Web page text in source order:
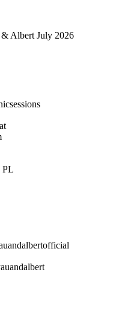
Albert July 2026
PL